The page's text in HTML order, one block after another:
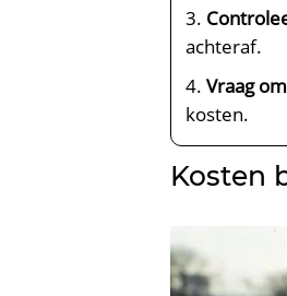
achteraf.
Vraag
kosten.
Kosten